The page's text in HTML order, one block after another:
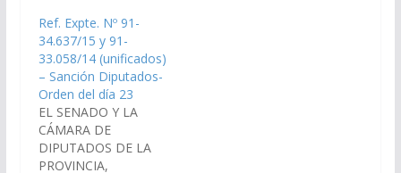
Ref. Expte. Nº 91-
34.637/15 y 91-
33.058/14 (unificados)
– Sanción Diputados-
Orden del día 23
EL SENADO Y LA
CÁMARA DE
DIPUTADOS DE LA
PROVINCIA,